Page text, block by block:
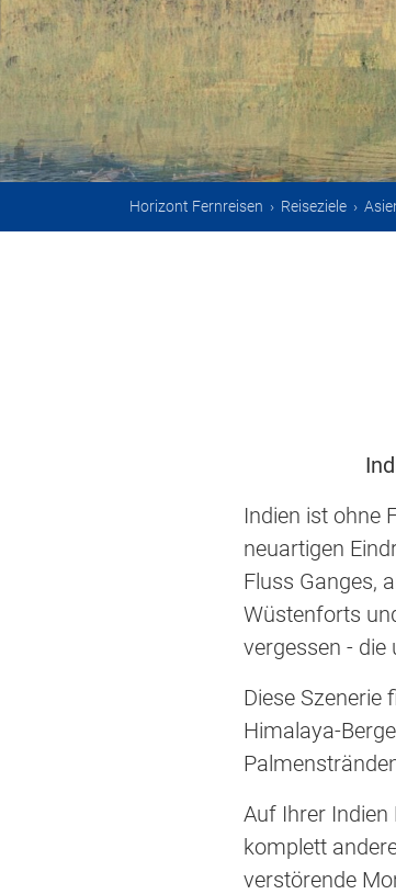
Horizont Fernreisen › Reiseziele ›
Indien ist ohne
neuartigen
Fluss Ganges,
Wüstenforts
vergessen - die
Diese Szenerie
Himalaya-
Auf Ihrer Indien
komplett
verstörende